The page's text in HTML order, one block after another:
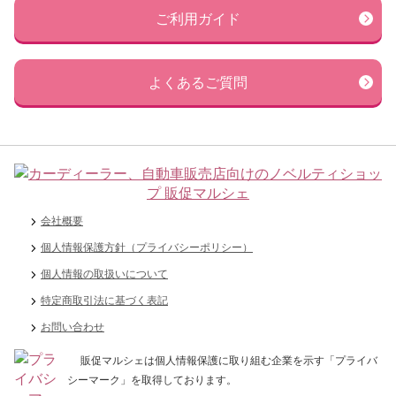
ご利用ガイド
よくあるご質問
会社概要
個人情報保護方針（プライバシーポリシー）
個人情報の取扱いについて
特定商取引法に基づく表記
お問い合わせ
販促マルシェは個人情報保護に取り組む企業を示す「プライバ
シーマーク」を取得しております。